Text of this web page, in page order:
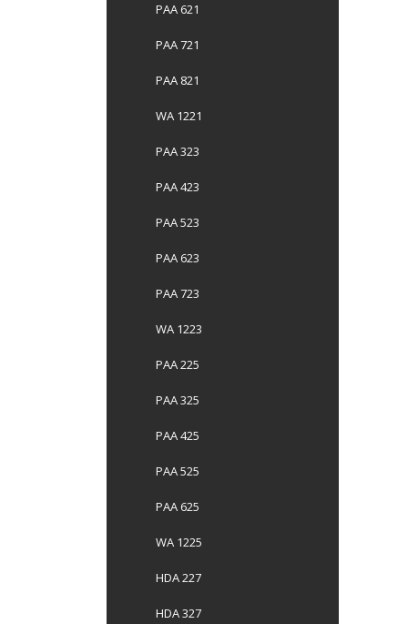
PAA 621
PAA 721
PAA 821
WA 1221
PAA 323
PAA 423
PAA 523
PAA 623
PAA 723
WA 1223
PAA 225
PAA 325
PAA 425
PAA 525
PAA 625
WA 1225
HDA 227
HDA 327